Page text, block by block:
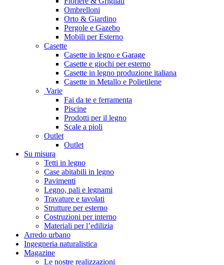
Ombrelloni
Orto & Giardino
Pergole e Gazebo
Mobili per Esterno
Casette
Casette in legno e Garage
Casette e giochi per esterno
Casette in legno produzione italiana
Casette in Metallo e Polietilene
Varie
Fai da te e ferramenta
Piscine
Prodotti per il legno
Scale a pioli
Outlet
Outlet
Su misura
Tetti in legno
Case abitabili in legno
Pavimenti
Legno, pali e legnami
Travature e tavolati
Strutture per esterno
Costruzioni per interno
Materiali per l’edilizia
Arredo urbano
Ingegneria naturalistica
Magazine
Le nostre realizzazioni